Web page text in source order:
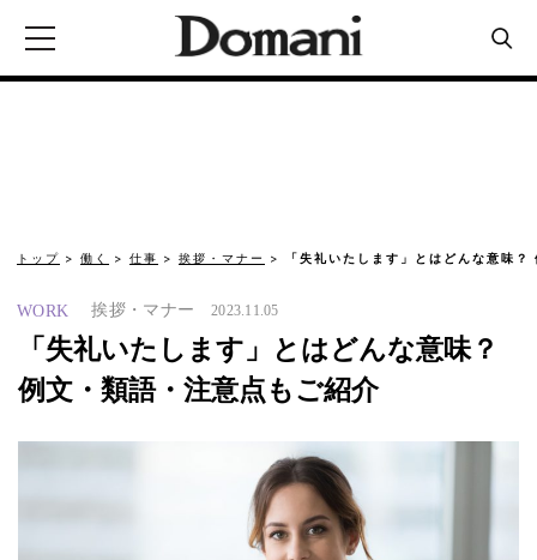
トップ 働く 仕事 挨拶・マナー 「失礼いたします」とはどんな意味
WORK 挨拶・マナー 2023.11.05
「失礼いたします」とはどんな意味？
例文・類語・注意点もご紹介